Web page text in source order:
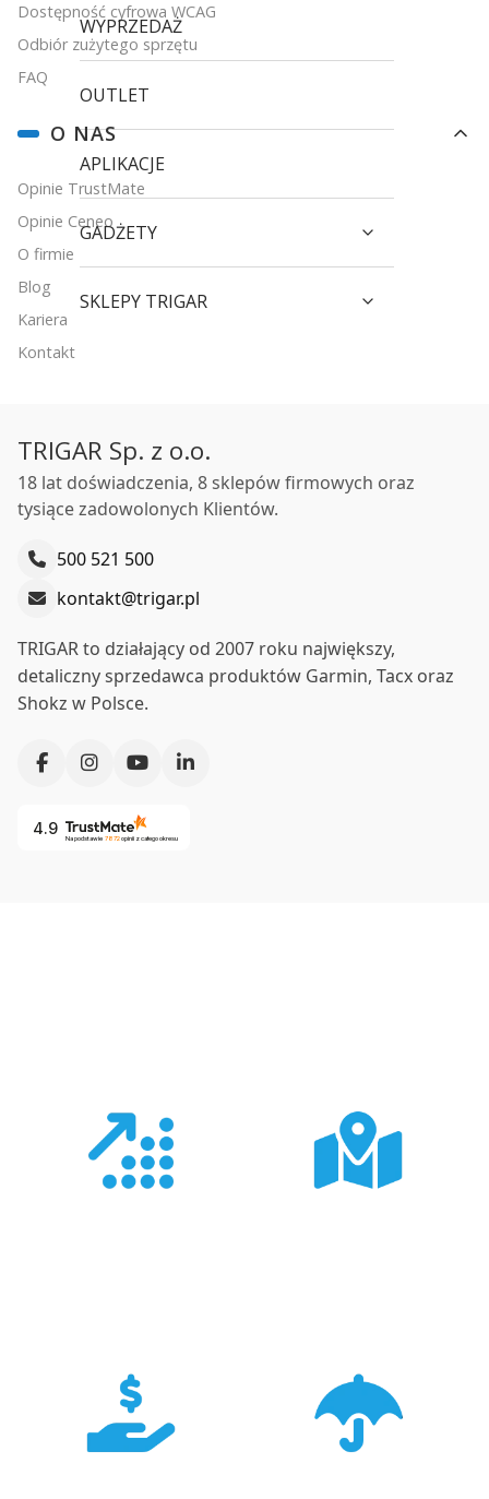
WYPRZEDAŻ
OUTLET
APLIKACJE
GADŻETY
SKLEPY TRIGAR
Dostępność cyfrowa WCAG
Odbiór zużytego sprzętu
FAQ
O NAS
Opinie TrustMate
Opinie Ceneo
O firmie
Blog
Kariera
Kontakt
TRIGAR Sp. z o.o.
18 lat doświadczenia, 8 sklepów firmowych oraz
tysiące zadowolonych Klientów.
500 521 500
kontakt@trigar.pl
TRIGAR to działający od 2007 roku największy,
detaliczny sprzedawca produktów Garmin, Tacx oraz
Shokz w Polsce.
4.9
Na podstawie 7872opinii z całego okresu